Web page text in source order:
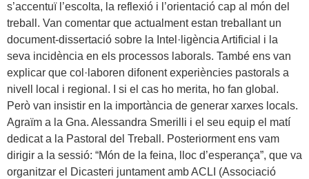
s’accentuï l’escolta, la reflexió i l’orientació cap al món del
treball. Van comentar que actualment estan treballant un
document-dissertació sobre la Intel·ligència Artificial i la
seva incidència en els processos laborals. També ens van
explicar que col·laboren difonent experiències pastorals a
nivell local i regional. I si el cas ho merita, ho fan global.
Però van insistir en la importància de generar xarxes locals.
Agraïm a la Gna. Alessandra Smerilli i el seu equip el matí
dedicat a la Pastoral del Treball. Posteriorment ens vam
dirigir a la sessió: “Món de la feina, lloc d’esperança”, que va
organitzar el Dicasteri juntament amb ACLI (Associació